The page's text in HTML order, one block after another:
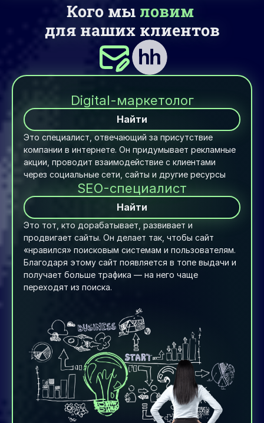
Кого мы ловим
для наших клиентов
Digital-маркетолог
Найти
Это специалист, отвечающий за присутствие
компании в интернете. Он придумывает рекламные
акции, проводит взаимодействие с клиентами
через социальные сети, сайты и другие ресурсы
SEO-специалист
Найти
Это тот, кто дорабатывает, развивает и
продвигает сайты. Он делает так, чтобы сайт
«нравился» поисковым системам и пользователям.
Благодаря этому сайт появляется в топе выдачи и
получает больше трафика — на него чаще
переходят из поиска.